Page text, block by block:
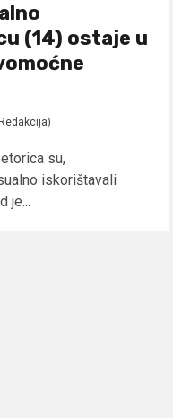
(14) ostaje u
su,
iskorištavali
je...